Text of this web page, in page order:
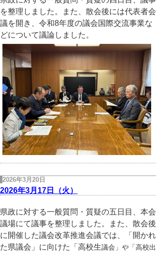
を整理しました。また、散会後には代表者会
議を開き、令和8年度の議会国際交流事業な
どについて議論しました。
2026年3月20日
2026年3月17日（火）
県政に対する一般質問・質疑の五日目、本会
議場にて議事を整理しました。また、散会後
に開催した議会改革推進会議では、「開かれ
た県議会」に向けた「高校生議会」や「高校出